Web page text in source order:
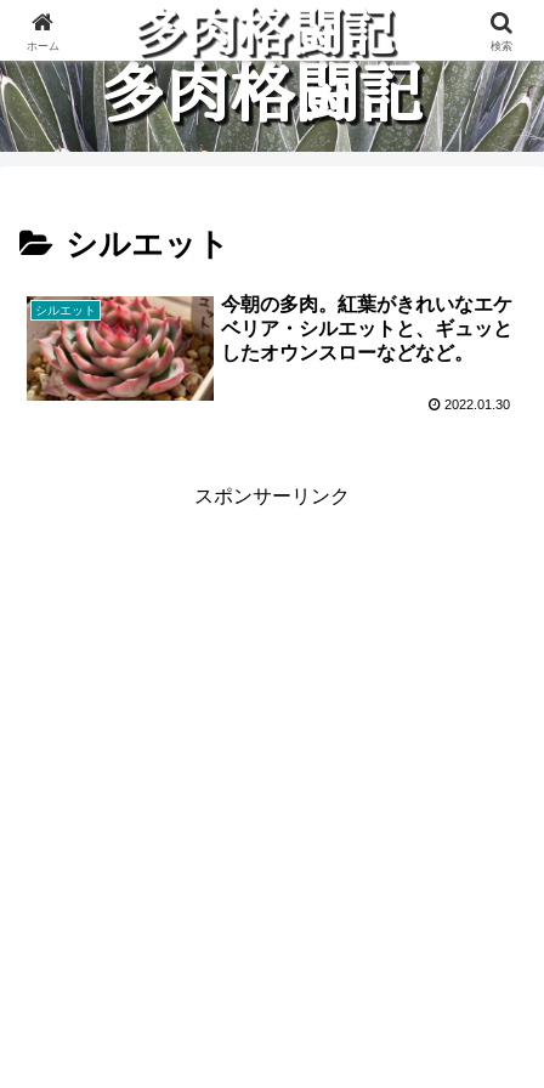
多肉植物と楽しく格闘している記録です。
シルエット
シルエット
今朝の多肉。紅葉がきれいなエケ
ベリア・シルエットと、ギュッと
したオウンスローなどなど。
2022.01.30
スポンサーリンク
ホーム 検索